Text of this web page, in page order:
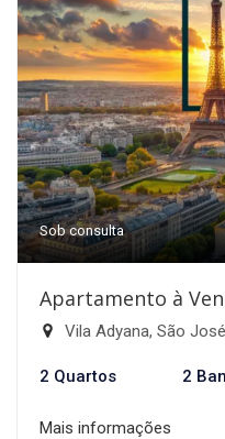
Sob consulta
Apartamento à
Vila Adyana, São
2 Quartos 2
Mais informações